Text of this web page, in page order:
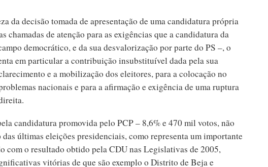
da decisão tomada de apresentação de uma candidatura própria
chamadas de atenção para as exigências que a candidatura da
democrático, e da sua desvalorização por parte do PS –, o
em particular a contribuição insubstituível dada pela sua
e a mobilização dos eleitores, para a colocação no
nacionais e para a afirmação e exigência de uma ruptura
candidatura promovida pelo PCP – 8,6% e 470 mil votos, não
últimas eleições presidenciais, como representa um importante
com o resultado obtido pela CDU nas Legislativas de 2005,
vitórias de que são exemplo o Distrito de Beja e